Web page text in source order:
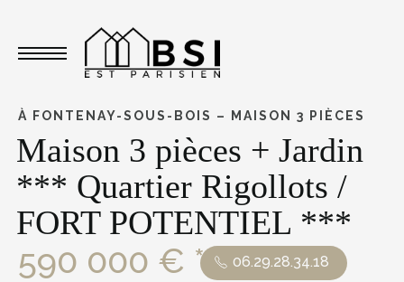
À FONTENAY-SOUS-BOIS – MAISON 3 PIÈCES
Maison 3 pièces + Jardin
*** Quartier Rigollots /
FORT POTENTIEL ***
590 000 € * 06.29.28.34.18
Toggle navigation